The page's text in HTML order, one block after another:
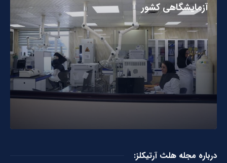
آزمایشگاهی کشور
درباره مجله هلث آرتیکلز: